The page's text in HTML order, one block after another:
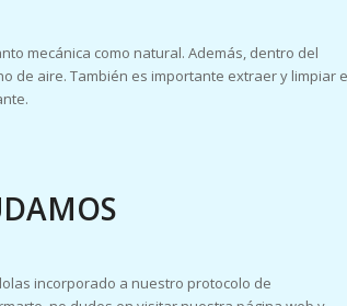
mecánica como natural. Además, dentro del
de aire. También es importante extraer y limpiar
incorporado a nuestro protocolo de